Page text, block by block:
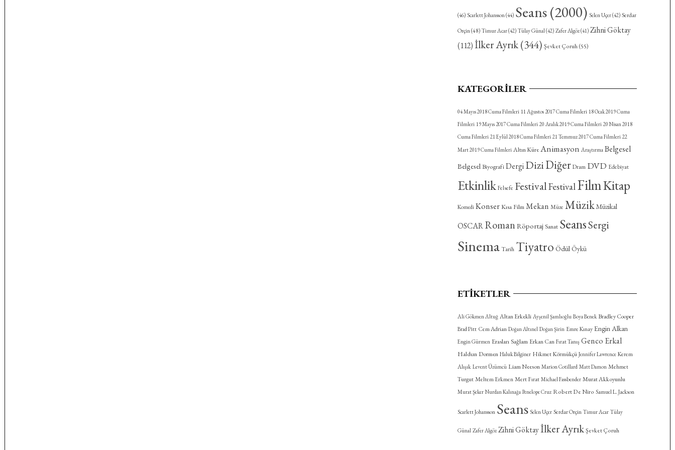
(46) Scarlett Johansson(44) Seans(2000) Selen Uçer(42) Serdar
Orçin(48) Timur Acar(42) Tülay Günal(42) Zafer Algöz(41) Zihni Göktay
(112)İlker Ayrık(344) Şevket Çoruh(55)
KATEGORILER
04 Mayıs 2018 Cuma Filmleri 11 Ağustos 2017 Cuma Filmleri 18 Ocak 2019 Cuma
Filmleri 19 Mayıs 2017 Cuma Filmleri 20 Aralık 2019 Cuma Filmleri 20 Nisan 2018
Cuma Filmleri 21 Eylül 2018 Cuma Filmleri 21 Temmuz 2017 Cuma Filmleri 22
Mart 2019 Cuma Filmleri Altın Küre Animasyon Araştırma Belgesel
Belgesel Biyografi Dergi DiziDiğer Dram DVD Edebiyat
Etkinlik Felsefe FestivalFestivalFilmKitap
Komedi Konser Kısa FilmMekan Müze MüzikMüzikal
OSCAR RomanRöportaj Sanat SeansSergi
Sinema Tarih Tiyatro Ödül Öykü
ETIKETLER
Ali Gökmen Altuğ Altan Erkekli Ayşenil Şamlıoğlu Boya Benek Bradley Cooper
Brad Pitt Cem Adrian Doğan Altınel Doğan Şirin Emre Kınay Engin Alkan
Engin Gürmen Eraslan Sağlam Erkan Can Fırat Tanış Genco Erkal
Haldun Dormen Haluk Bilginer Hikmet Körmükçü Jennifer Lawrence Kerem
Alışık Levent Üzümcü Liam Neeson Marion Cotillard Matt Damon Mehmet
Turgut Meltem Erkmen Mert Fırat Michael Fassbender Murat Akkoyunlu
Murat Şeker Nurdan Kalınağa Penelope Cruz Robert De Niro Samuel L. Jackson
Scarlett Johansson Seans Selen Uçer Serdar Orçin Timur Acar Tülay
Günal Zafer Algöz Zihni Göktayİlker Ayrık Şevket Çoruh